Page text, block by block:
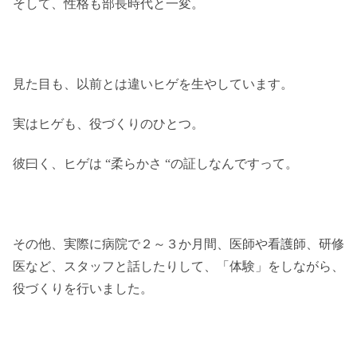
そして、性格も部長時代と一変。
見た目も、以前とは違いヒゲを生やしています。
実はヒゲも、役づくりのひとつ。
彼曰く、ヒゲは “柔らかさ “の証しなんですって。
その他、実際に病院で２～３か月間、医師や看護師、研修
医など、スタッフと話したりして、「体験」をしながら、
役づくりを行いました。